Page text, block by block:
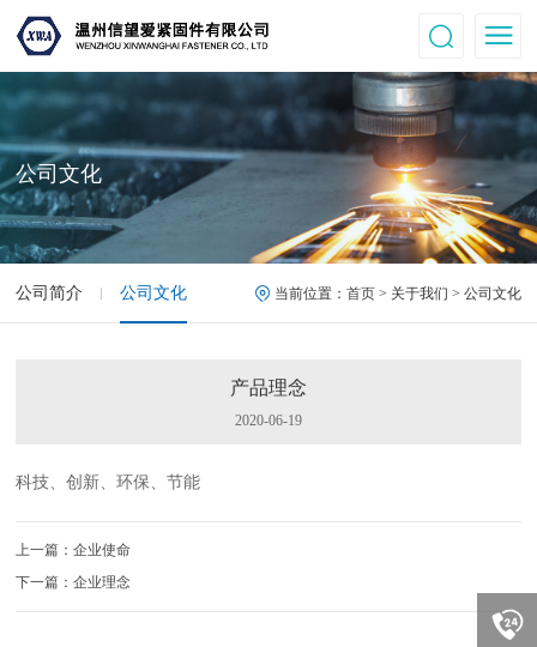
公司文化
公司简介 公司文化 当前位置： 首页> 关于我们 > 公司文化
产品理念
2020-06-19
科技、创新、环保、节能
上一篇：企业使命
下一篇：企业理念